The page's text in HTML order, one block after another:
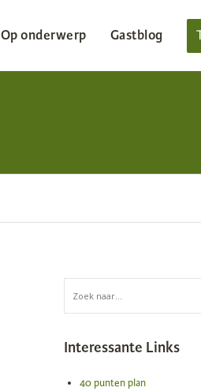
Op onderwerp Gastblog
Interessante Links
40 punten plan